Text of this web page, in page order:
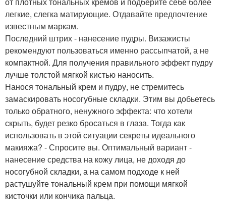
легкие, слегка матирующие. Отдавайте предпочтение
известным маркам.
Последний штрих - нанесение пудры. Визажисты
рекомендуют пользоваться именно рассыпчатой, а не
компактной. Для получения правильного эффект пудру
лучше толстой мягкой кистью наносить.
Нанося тональный крем и пудру, не стремитесь
замаскировать носогубные складки. Этим вы добьетесь
только обратного, ненужного эффекта: что хотели
скрыть, будет резко бросаться в глаза. Тогда как
использовать в этой ситуации секреты идеального
макияжа? - Спросите вы. Оптимальный вариант -
нанесение средства на кожу лица, не доходя до
носогубной складки, а на самом подходе к ней
растушуйте тональный крем при помощи мягкой
кисточки или кончика пальца.